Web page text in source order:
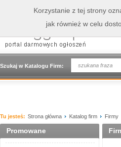
Szukaj w Katalogu Firm:
Tu jesteś: Strona główna Katalog firm Firmy
Promowane
Korzystanie z tej strony
jak również w celu